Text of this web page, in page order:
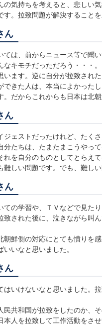
の気持ちを考えると、悲しい
。拉致問題が解決することを
ん
ては、前からニュース等で聞
なキモチだっただろう・・・
います。逆に自分が拉致され
きた人は、本当によかった
。だからこれからも日本は北
ん
ジェストだったけれど、たく
分たちは、たまたまこうやっ
を自分のものとしてとらえて
難しい問題です。でも、難し
ん
ての学習や、ＴＶなどで見た
致された後に、泣きながら叫
朝鮮側の対応にとても憤りを
いなと思いました。
ん
はいけないなと思いました。
民共和国が拉致をしたのか、
本人を拉致して工作活動をさ